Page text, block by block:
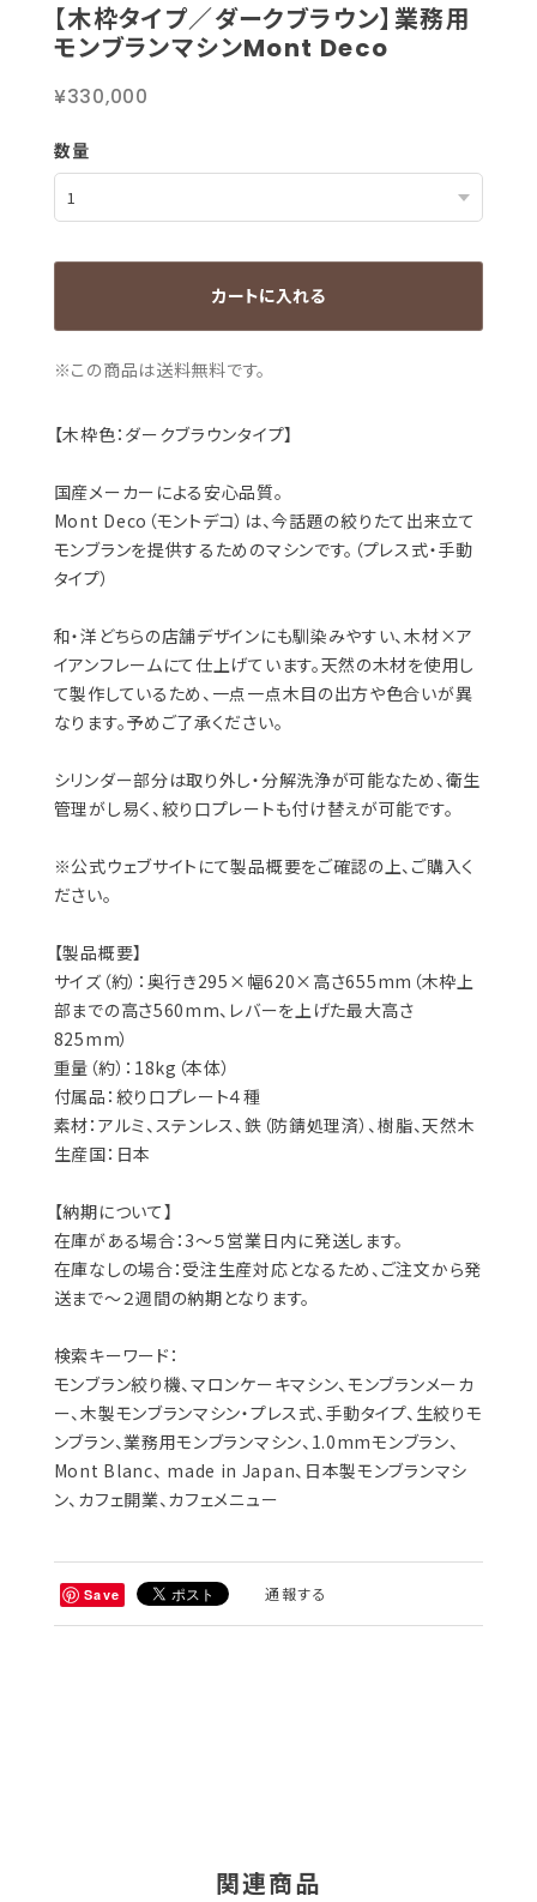
【木枠タイプ／ダークブラウン】業務用
モンブランマシンMont Deco
¥330,000
数量
カートに入れる
※この商品は送料無料です。
【木枠色：ダークブラウンタイプ】
国産メーカーによる安心品質。
Mont Deco（モントデコ）は、今話題の絞りたて出来立て
モンブランを提供するためのマシンです。​（プレス式・手動
タイプ）
和・洋どちらの店舗デザインにも馴染みやすい、木材×ア
イアンフレームにて仕上げています。天然の木材を使用し
て製作しているため、一点一点木目の出方や色合いが異
なります。予めご了承ください。
​シリンダー部分は取り外し・分解洗浄が可能なため、衛生
管理がし易く、絞り口プレートも付け替えが可能です。
※公式ウェブサイトにて製品概要をご確認の上、ご購入く
ださい。
【製品概要】
サイズ（約）：奥行き295×幅620×高さ655mm（木枠上
部までの高さ560mm、レバーを上げた最大高さ
825mm）
重量（約）：18kg（本体）
付属品：絞り口プレート４種
素材：アルミ、ステンレス、鉄（防錆処理済）、樹脂、天然木
生産国：日本
【納期について】
在庫がある場合：3～５営業日内に発送します。
在庫なしの場合：受注生産対応となるため、ご注文から発
送まで～２週間の納期となります。
検索キーワード：
モンブラン絞り機、マロンケーキマシン、モンブランメーカ
ー、木製モンブランマシン・プレス式、手動タイプ、生絞りモ
ンブラン、業務用モンブランマシン、1.0mmモンブラン、
Mont Blanc、 made in Japan、日本製モンブランマシ
ン、カフェ開業、カフェメニュー
Save 通報する
関連商品